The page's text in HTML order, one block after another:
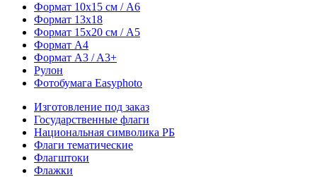
Формат 10х15 см / A6
Формат 13х18
Формат 15х20 см / A5
Формат А4
Формат A3 / A3+
Рулон
Фотобумага Easyphoto
Изготовление под заказ
Государственные флаги
Национальная символика РБ
Флаги тематические
Флагштоки
Флажки